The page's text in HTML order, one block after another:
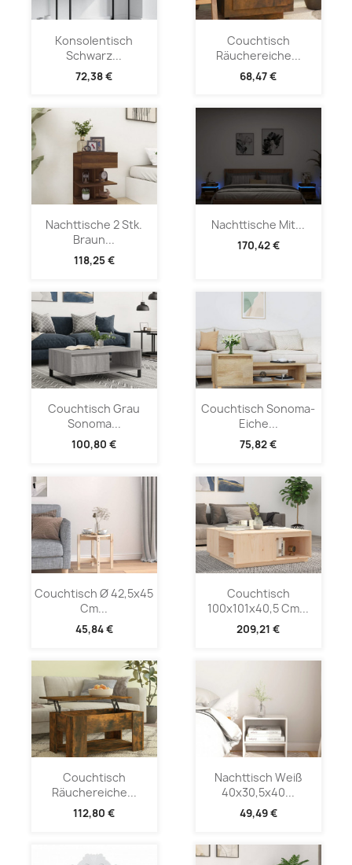
Konsolentisch
Schwarz...
72,38 €
Couchtisch
Räuchereiche...
68,47 €
Nachttische 2 Stk.
Braun...
118,25 €
Nachttische Mit...
170,42 €
Couchtisch Grau
Sonoma...
100,80 €
Couchtisch Sonoma-
Eiche...
75,82 €
Couchtisch Ø 42,5x45
Cm...
45,84 €
Couchtisch
100x101x40,5 Cm...
209,21 €
Couchtisch
Räuchereiche...
112,80 €
Nachttisch Weiß
40x30,5x40...
49,49 €